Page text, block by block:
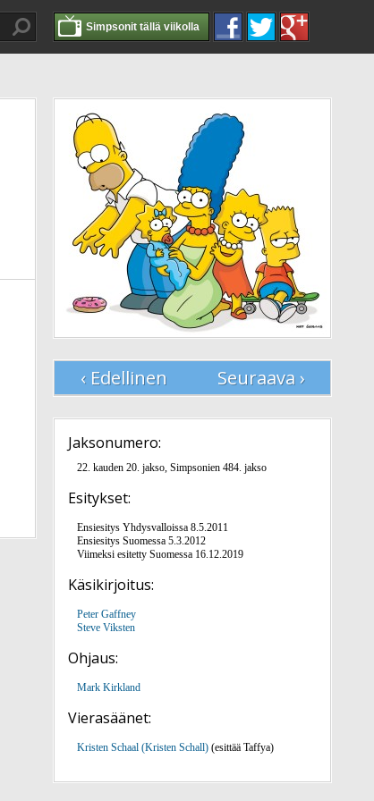
Simpsonit tällä viikolla
‹ Edellinen Seuraava ›
Jaksonumero:
22. kauden 20. jakso, Simpsonien 484. jakso
Esitykset:
Ensiesitys Yhdysvalloissa 8.5.2011
Ensiesitys Suomessa 5.3.2012
Viimeksi esitetty Suomessa 16.12.2019
Käsikirjoitus:
Peter Gaffney
Steve Viksten
Ohjaus:
Mark Kirkland
Vierasäänet:
Kristen Schaal (Kristen Schall) (esittää Taffya)